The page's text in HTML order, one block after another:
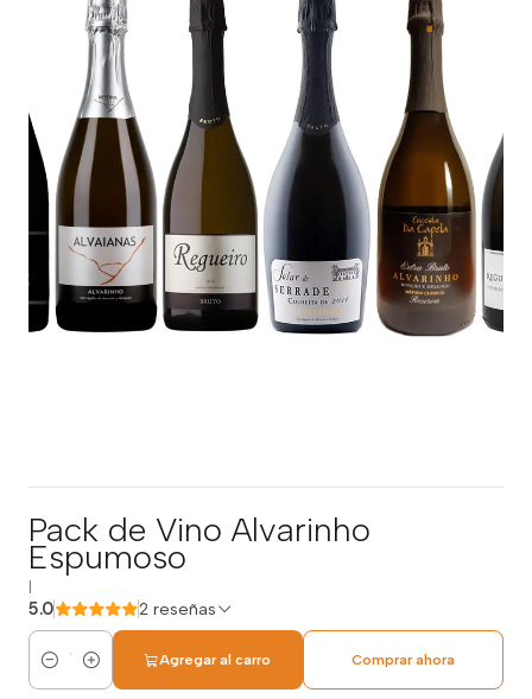
Pack de Vino Alvarinho
Espumoso
5.0 2 reseñas
Cantidad
Agregar al carro Comprar ahora